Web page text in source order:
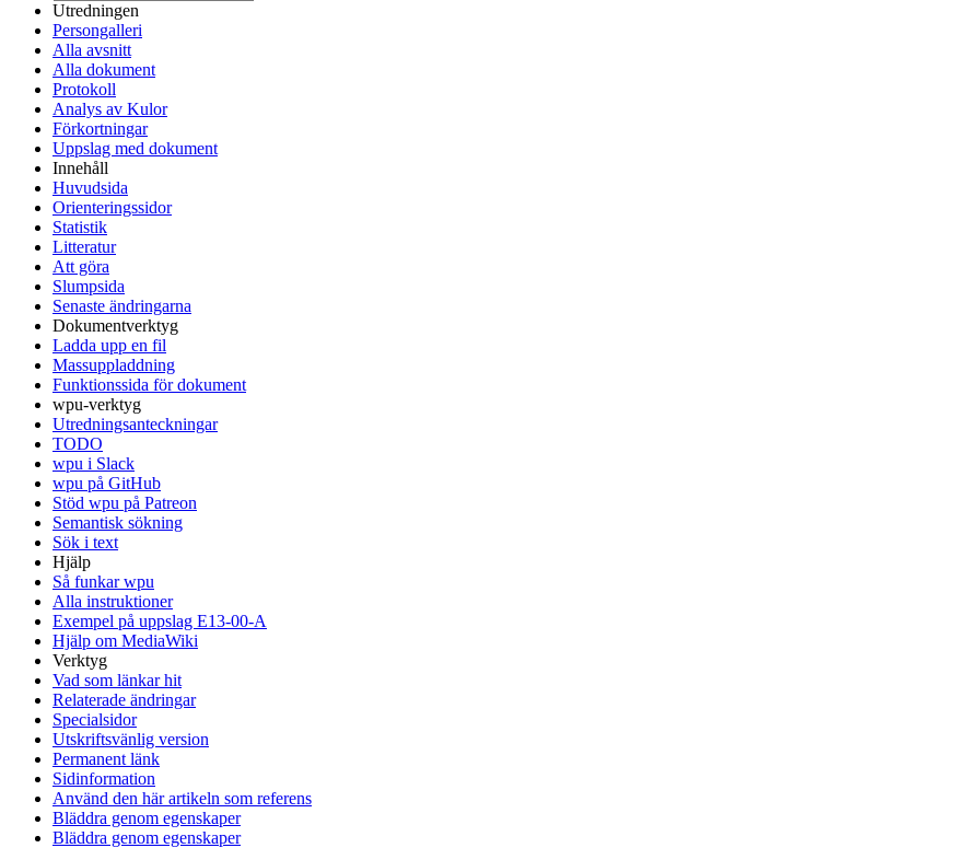
Utredningen
Persongalleri
Alla avsnitt
Alla dokument
Protokoll
Analys av Kulor
Förkortningar
Uppslag med dokument
Innehåll
Huvudsida
Orienteringssidor
Statistik
Litteratur
Att göra
Slumpsida
Senaste ändringarna
Dokumentverktyg
Ladda upp en fil
Massuppladdning
Funktionssida för dokument
wpu-verktyg
Utredningsanteckningar
TODO
wpu i Slack
wpu på GitHub
Stöd wpu på Patreon
Semantisk sökning
Sök i text
Hjälp
Så funkar wpu
Alla instruktioner
Exempel på uppslag E13-00-A
Hjälp om MediaWiki
Verktyg
Vad som länkar hit
Relaterade ändringar
Specialsidor
Utskriftsvänlig version
Permanent länk
Sidinformation
Använd den här artikeln som referens
Bläddra genom egenskaper
Bläddra genom egenskaper